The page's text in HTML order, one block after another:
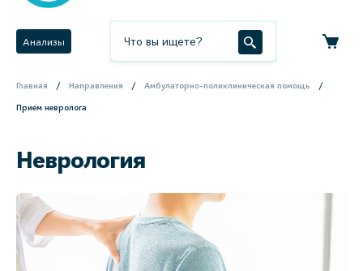
Анализы
Главная Направления Амбулаторно-поликлиническая помощь
Прием невролога
Неврология